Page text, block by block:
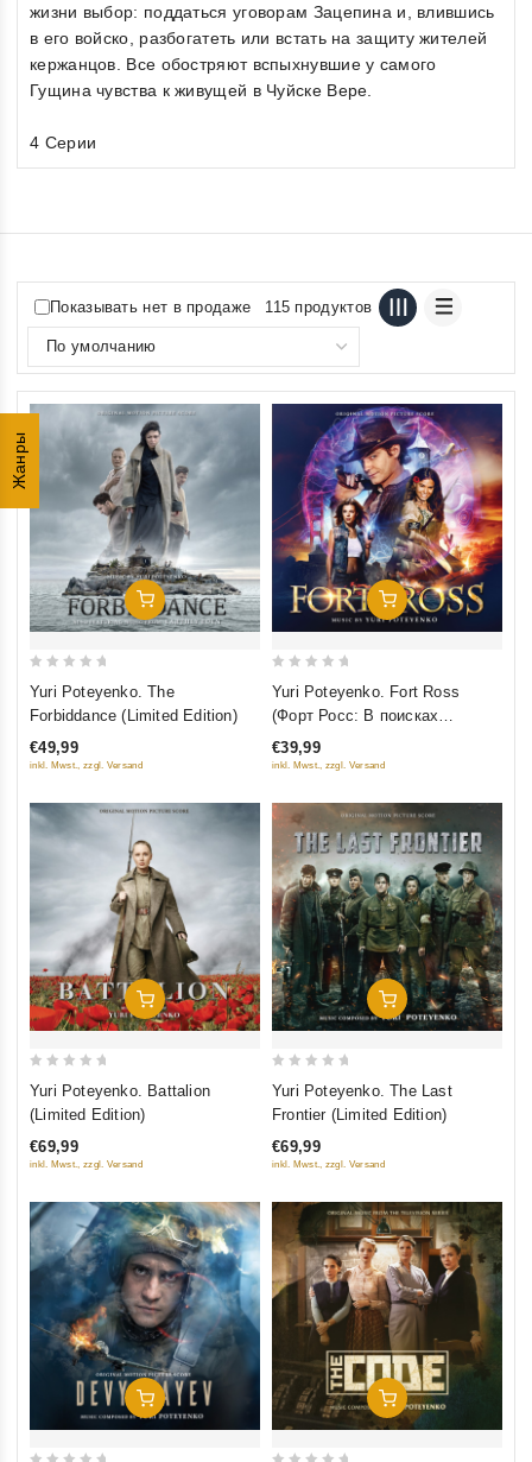
Жанры
жизни выбор: поддаться уговорам Зацепина и, влившись
в его войско, разбогатеть или встать на защиту жителей
кержанцов. Все обостряют вспыхнувшие у самого
Гущина чувства к живущей в Чуйске Вере.
4 Серии
Показывать нет в продаже 115 продуктов
Добавить В Корзину
5
Yuri Poteyenko. The
Forbiddance (Limited Edition)
€49,99
inkl. Mwst., zzgl. Versand
Добавить В Корзину
5
Yuri Poteyenko. Fort Ross
(Форт Росс: В поисках
приключений)
€39,99
inkl. Mwst., zzgl. Versand
Добавить В Корзину
5
Yuri Poteyenko. Battalion
(Limited Edition)
€69,99
inkl. Mwst., zzgl. Versand
Добавить В Корзину
5
Yuri Poteyenko. The Last
Frontier (Limited Edition)
€69,99
inkl. Mwst., zzgl. Versand
Добавить В Корзину Добавить В Корзину